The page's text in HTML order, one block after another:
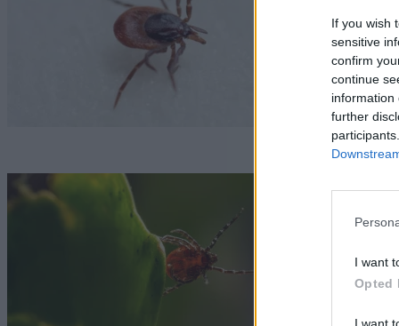
If you wish
sensitive
confirm
continue
information
further
I want
Opted
I want